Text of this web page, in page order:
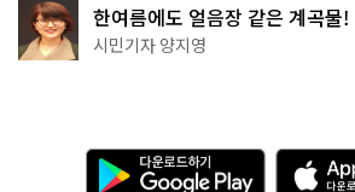
한여름에도 얼음장 같은 계곡
천국이네~
시민기자 양지영
다
운